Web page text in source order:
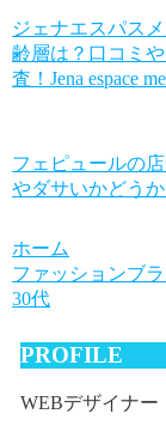
ジェナエスパス
齢層は？口コミ
査！Jena espace
フェピュールの
やダサいかどう
ホーム
ファッションブ
30代
PROFILE
WEBデザイナー